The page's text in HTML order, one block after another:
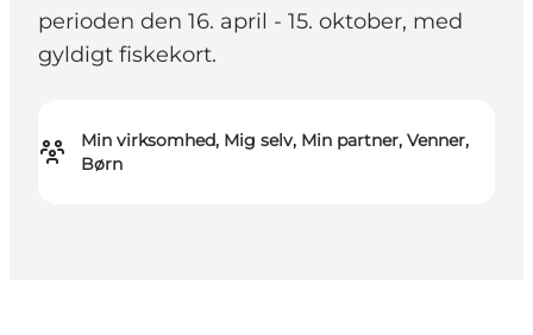
perioden den 16. april - 15. oktober, med
gyldigt fiskekort.
Min virksomhed, Mig selv, Min partner, Venner,
Børn